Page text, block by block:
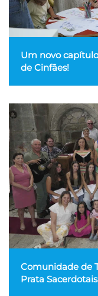
Um novo
de Cinfães!
Comunidade de
Prata